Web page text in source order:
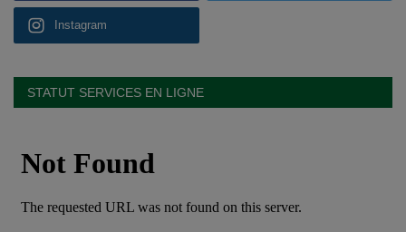
Instagram
STATUT SERVICES EN LIGNE